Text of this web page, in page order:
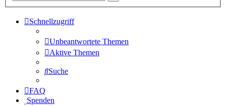
Schnellzugriff
Unbeantwortete Themen
Aktive Themen
Suche
FAQ
Spenden